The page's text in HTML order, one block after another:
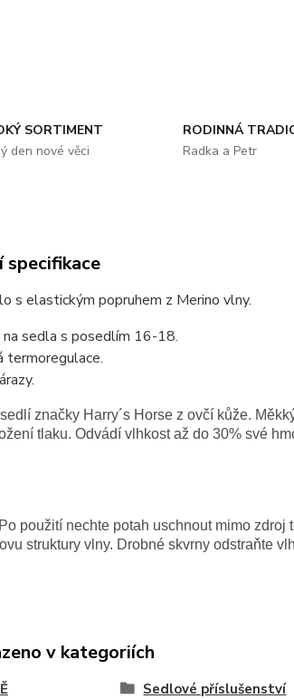
SORTIMENT
den nové věci
RODINNÁ
Radka a Petr
specifikace
s elastickým popruhem z Merino vlny.
na sedla s posedlím 16-18.
termoregulace.
značky Harry´s Horse z ovčí kůže.
tlaku. Odvádí vlhkost až do 30% své
Po použití nechte potah uschnout mimo
struktury vlny. Drobné skvrny odstraňte
v kategoriích
Sedlové příslušenství